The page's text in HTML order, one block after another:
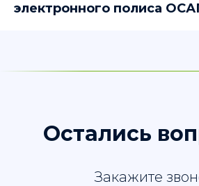
электронного полиса
Остались
Закажите